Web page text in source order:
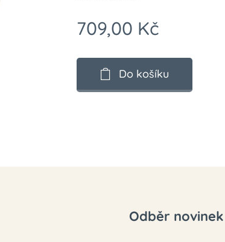
709,00 Kč
Do košíku
Odběr novinek